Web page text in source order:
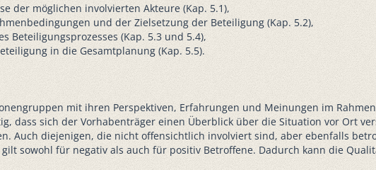
der möglichen involvierten Akteure (Kap. 5.1),
und der Zielsetzung der Beteiligung (Kap. 5.2),
Beteiligungsprozesses (Kap. 5.3 und 5.4),
in die Gesamtplanung (Kap. 5.5).
mit ihren Perspektiven, Erfahrungen und Meinungen im
dass sich der Vorhabenträger einen Überblick über die Situation vor Ort
Auch diejenigen, die nicht offensichtlich involviert sind, aber ebenfalls
sowohl für negativ als auch für positiv Betroffene. Dadurch kann die